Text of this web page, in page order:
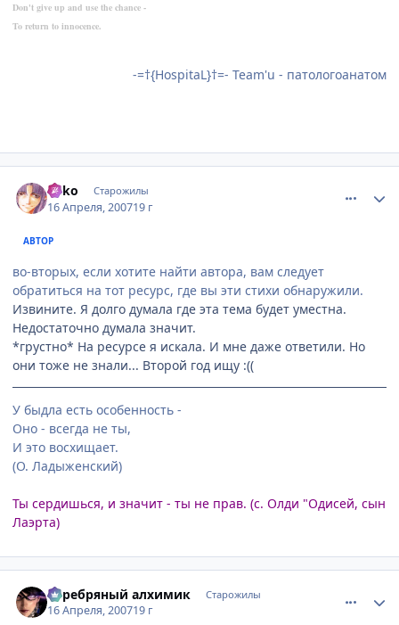
Don't give up and use the chance -
To return to innocence.
-=†{HospitaL}†=- Team'u - патологоанатом
Miko Старожилы
16 Апреля, 200719 г
АВТОР
во-вторых, если хотите найти автора, вам следует
обратиться на тот ресурс, где вы эти стихи обнаружили.
Извините. Я долго думала где эта тема будет уместна.
Недостаточно думала значит.
*грустно* На ресурсе я искала. И мне даже ответили. Но
они тоже не знали... Второй год ищу :((
У быдла есть особенность -
Оно - всегда не ты,
И это восхищает.
(О. Ладыженский)
Ты сердишься, и значит - ты не прав. (с. Олди "Одисей, сын
Лаэрта)
Серебряный алхимик Старожилы
16 Апреля, 200719 г